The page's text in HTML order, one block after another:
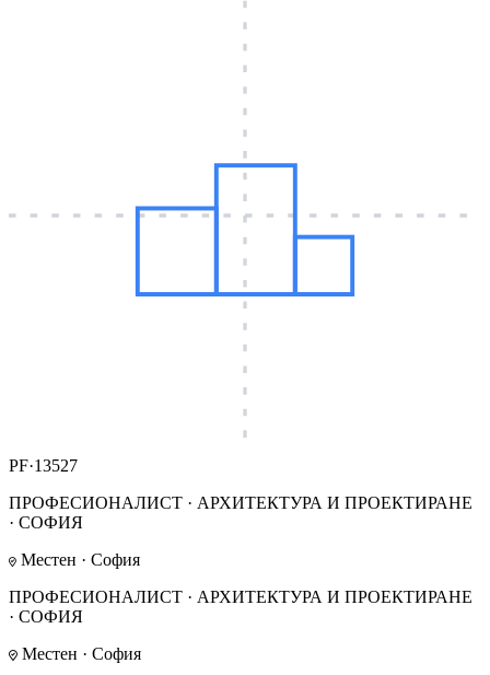
PF·13527
ПРОФЕСИОНАЛИСТ · АРХИТЕКТУРА И ПРОЕКТИРАНЕ
· СОФИЯ
Местен · София
ПРОФЕСИОНАЛИСТ · АРХИТЕКТУРА И ПРОЕКТИРАНЕ
· СОФИЯ
Местен · София